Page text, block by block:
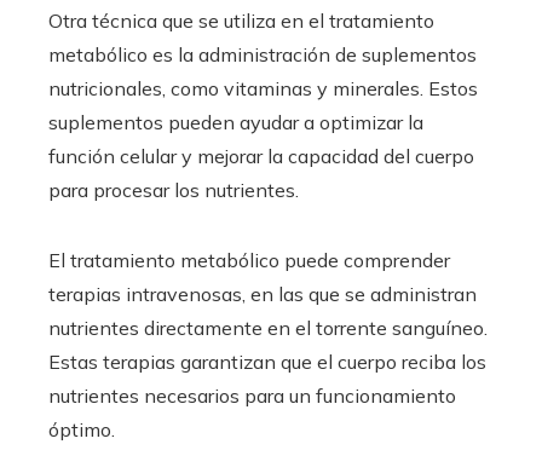
Otra técnica que se utiliza en el tratamiento
metabólico es la administración de suplementos
nutricionales, como vitaminas y minerales. Estos
suplementos pueden ayudar a optimizar la
función celular y mejorar la capacidad del cuerpo
para procesar los nutrientes.
El tratamiento metabólico puede comprender
terapias intravenosas, en las que se administran
nutrientes directamente en el torrente sanguíneo.
Estas terapias garantizan que el cuerpo reciba los
nutrientes necesarios para un funcionamiento
óptimo.